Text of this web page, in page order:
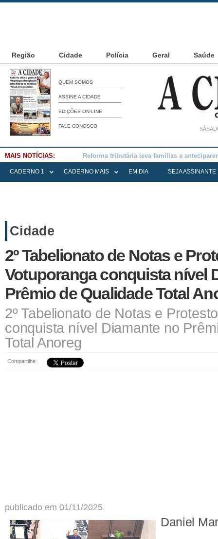
Região Cidade Polícia Geral Saúde
QUEM SOMOS
ASSINE A CIDADE
EDIÇÕES ON-LINE
FALE CONOSCO
MAIS NOTÍCIAS: Falece Elena Menoia Cesarin
CADERNO 1 CADERNO MAIS EM DIA SEJA ASSINANTE
Cidade
2º Tabelionato de Notas e
Votuporanga conquista nível
Prêmio de Qualidade Total
2º Tabelionato de Notas e
conquista nível Diamante no
Total Anoreg
Compartilhe:
publicado em 01/11/2025
Daniel